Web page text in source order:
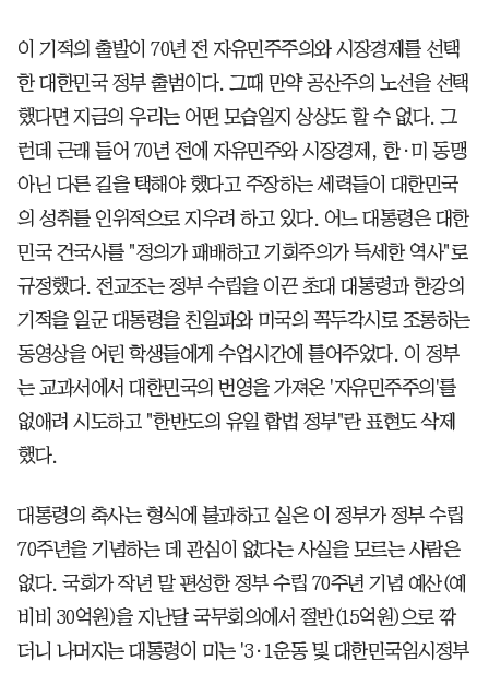
이 기적의 출발이 70년 전 자유민주주의와 시장경제를 선택
한 대한민국 정부 출범이다. 그때 만약 공산주의 노선을 선택
했다면 지금의 우리는 어떤 모습일지 상상도 할 수 없다. 그
런데 근래 들어 70년 전에 자유민주와 시장경제, 한·미 동맹
아닌 다른 길을 택해야 했다고 주장하는 세력들이 대한민국
의 성취를 인위적으로 지우려 하고 있다. 어느 대통령은 대한
민국 건국사를 "정의가 패배하고 기회주의가 득세한 역사"로
규정했다. 전교조는 정부 수립을 이끈 초대 대통령과 한강의
기적을 일군 대통령을 친일파와 미국의 꼭두각시로 조롱하는
동영상을 어린 학생들에게 수업시간에 틀어주었다. 이 정부
는 교과서에서 대한민국의 번영을 가져온 '자유민주주의'를
없애려 시도하고 "한반도의 유일 합법 정부"란 표현도 삭제
했다.
대통령의 축사는 형식에 불과하고 실은 이 정부가 정부 수립
70주년을 기념하는 데 관심이 없다는 사실을 모르는 사람은
없다. 국회가 작년 말 편성한 정부 수립 70주년 기념 예산(예
비비 30억원)을 지난달 국무회의에서 절반(15억원)으로 깎
더니 나머지는 대통령이 미는 '3·1운동 및 대한민국임시정부